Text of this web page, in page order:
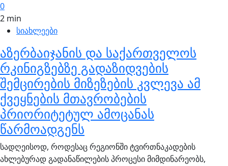
0
2 min
სიახლეები
აზერბაიჯანის და საქართველოს
რკინიგზებზე გადაზიდვების
შემცირების მიზეზების კვლევა ამ
ქვეყნების მთავრობების
პრიორიტეტულ ამოცანას
წარმოადგენს
სადღეისოდ, როდესაც რეგიონში ტვირთნაკადების
ახლებურად გადანაწილების პროცესი მიმდინარეობს,